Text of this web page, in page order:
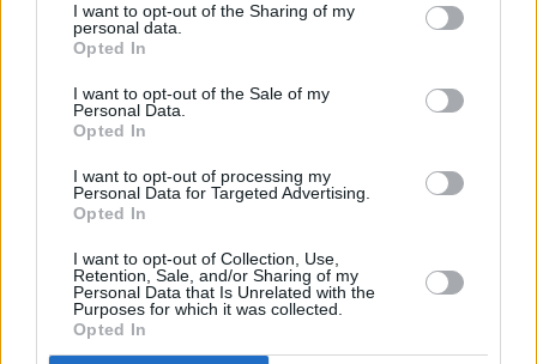
I want to opt-out of the Sharing of my
personal data.
Opted In
I want to opt-out of the Sale of my
Personal Data.
Opted In
I want to opt-out of processing my
Personal Data for Targeted Advertising.
Opted In
I want to opt-out of Collection, Use,
Retention, Sale, and/or Sharing of my
Personal Data that Is Unrelated with the
Purposes for which it was collected.
Opted In
voi soittaaverkkosivuilla
olevaan numeroon tai kirjoittaa
sähköpostia.
Turisteja aina kiinnostavaU Fleků [
] on kuuluisa
baari monestakin eri syystä, ja siellä on mahdollisuus
syödä ja juoda hyvin. Tässä hyvin turistivoittoisessa
oluttuvassa on 8 erilaista salia ja terassi, ja siellä voi myös
osallistua noin kolme varttia kestävälle, 200 kruunua
maksavalle panimokierrokselle.Ma–pe klo 10–16
järjestetään kierroksia niillekin, jotka eivät halua itse
ravintolaan, ja viikonloppuisin vain ravintolan asiakkaille.
Keskeisin kaikista panimoravintoloista onNovoměstský